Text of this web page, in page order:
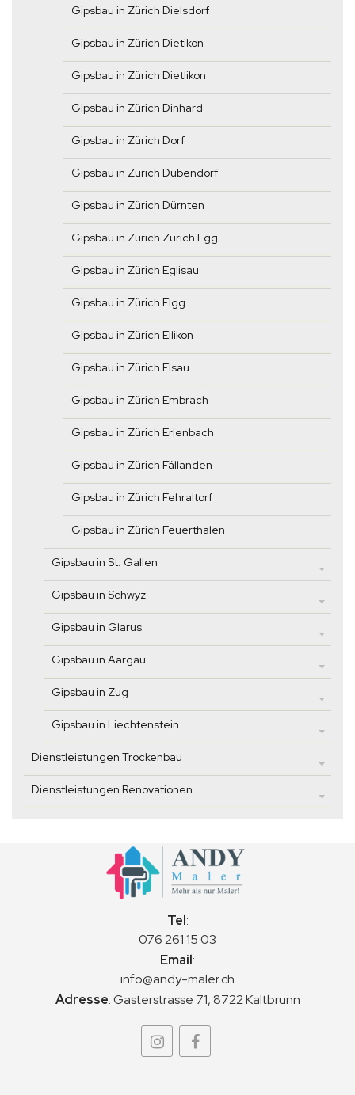
Gipsbau in Zürich Dielsdorf
Gipsbau in Zürich Dietikon
Gipsbau in Zürich Dietlikon
Gipsbau in Zürich Dinhard
Gipsbau in Zürich Dorf
Gipsbau in Zürich Dübendorf
Gipsbau in Zürich Dürnten
Gipsbau in Zürich Zürich Egg
Gipsbau in Zürich Eglisau
Gipsbau in Zürich Elgg
Gipsbau in Zürich Ellikon
Gipsbau in Zürich Elsau
Gipsbau in Zürich Embrach
Gipsbau in Zürich Erlenbach
Gipsbau in Zürich Fällanden
Gipsbau in Zürich Fehraltorf
Gipsbau in Zürich Feuerthalen
Gipsbau in St. Gallen
Gipsbau in Schwyz
Gipsbau in Glarus
Gipsbau in Aargau
Gipsbau in Zug
Gipsbau in Liechtenstein
Dienstleistungen Trockenbau
Dienstleistungen Renovationen
Tel:
076 261 15 03
Email:
info@andy-maler.ch
Adresse:Gasterstrasse 71, 8722 Kaltbrunn